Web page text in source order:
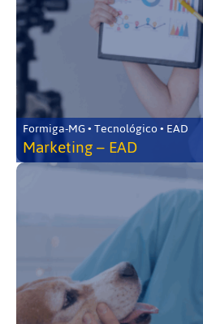
Formiga-MG • Tecnológico • EAD
Marketing – EAD